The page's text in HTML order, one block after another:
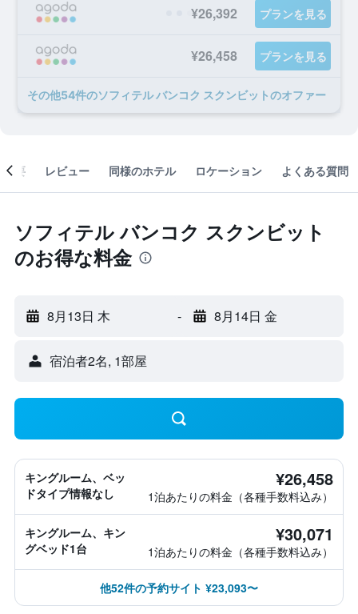
¥26,392 プランを見る
¥26,458 プランを見る
​その他54​件のソフィテル バンコク スクンビットのオファー
概要 レビュー 同様のホテル ロケーション よくある質問
ソフィテル バンコク スクンビット
のお得な料金
8月13日 木 - 8月14日 金
宿泊者2名, 1​部屋
キングルーム、ベッ
ドタイプ情報なし
¥26,458
1泊あたりの料金（各種手数料込み）
キングルーム、キン
グベッド1台
¥30,071
1泊あたりの料金（各種手数料込み）
他52件の予約サイト ¥23,093〜